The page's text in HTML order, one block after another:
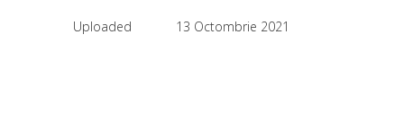
Uploaded 13 Octombrie 2021